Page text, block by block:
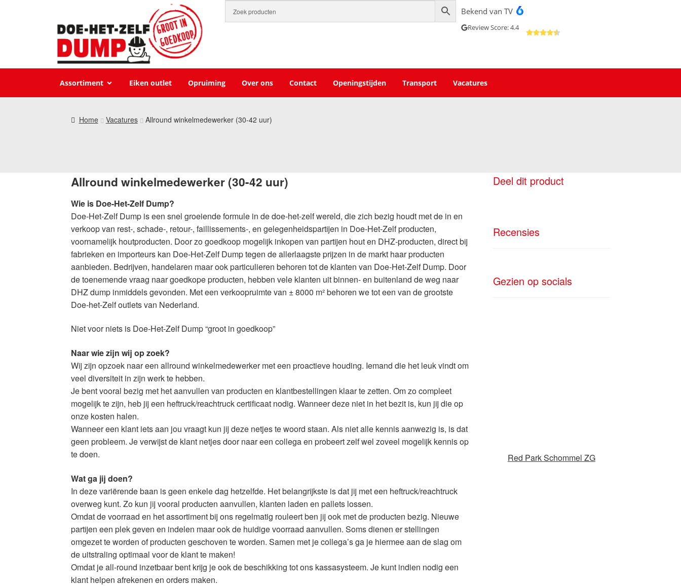
Bekend van TV
Review Score: 4.4
Assortiment Eiken outlet Opruiming Over ons Contact Openingstijden Transport Vacatures
Home Vacatures Allround winkelmedewerker (30-42 uur)
Allround winkelmedewerker (30-42 uur)
Wie is Doe-Het-Zelf Dump?
Doe-Het-Zelf Dump is een snel groeiende formule in de doe-het-zelf wereld, die zich bezig houdt met de in en
verkoop van rest-, schade-, retour-, faillissements-, en gelegenheidspartijen in Doe-Het-Zelf producten,
voornamelijk houtproducten. Door zo goedkoop mogelijk inkopen van partijen hout en DHZ-producten, direct bij
fabrieken en importeurs kan Doe-Het-Zelf Dump tegen de allerlaagste prijzen in de markt haar producten
aanbieden. Bedrijven, handelaren maar ook particulieren behoren tot de klanten van Doe-Het-Zelf Dump. Door
de toenemende vraag naar goedkope producten, hebben vele klanten uit binnen- en buitenland de weg naar
DHZ dump inmiddels gevonden. Met een verkoopruimte van ± 8000 m² behoren we tot een van de grootste
Doe-het-Zelf outlets van Nederland.
Niet voor niets is Doe-Het-Zelf Dump “groot in goedkoop”
Naar wie zijn wij op zoek?
Wij zijn opzoek naar een allround winkelmedewerker met een proactieve houding. Iemand die het leuk vindt om
veel diversiteit in zijn werk te hebben.
Je bent vooral bezig met het aanvullen van producten en klantbestellingen klaar te zetten. Om zo compleet
mogelijk te zijn, heb jij een heftruck/reachtruck certificaat nodig. Wanneer deze niet in het bezit is, kun jij die op
onze kosten halen.
Wanneer een klant iets aan jou vraagt kun jij deze netjes te woord staan. Als niet alle kennis aanwezig is, is dat
geen probleem. Je verwijst de klant netjes door naar een collega en probeert zelf wel zoveel mogelijk kennis op
te doen.
Wat ga jij doen?
In deze variërende baan is geen enkele dag hetzelfde. Het belangrijkste is dat jij met een heftruck/reachtruck
overweg kunt. Zo kun jij vooral producten aanvullen, klanten laden en pallets lossen.
Omdat de voorraad en het assortiment bij ons regelmatig rouleert ben jij ook met de producten bezig. Nieuwe
partijen een plek geven en indelen maar ook de huidige voorraad aanvullen. Soms dienen er stellingen
omgezet te worden of producten geschoven te worden. Samen met je collega’s ga je hiermee aan de slag om
de uitstraling optimaal voor de klant te maken!
Omdat je all-round inzetbaar bent krijg je ook de beschikking tot ons kassasysteem. Je kunt indien nodig een
klant helpen afrekenen en orders maken.
Deel dit product
Recensies
Gezien op socials
Red Park Schommel ZG